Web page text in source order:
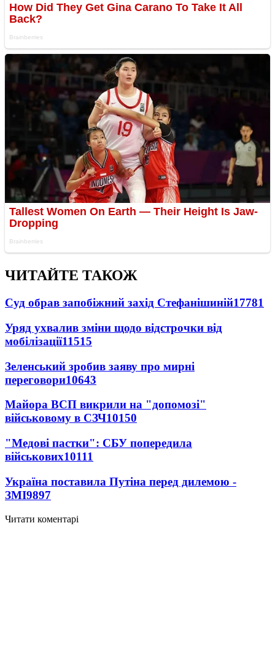
ЧИТАЙТЕ ТАКОЖ
Суд обрав запобіжний захід Стефанішиній17781
Уряд ухвалив зміни щодо відстрочки від
мобілізації11515
Зеленський зробив заяву про мирні
переговори10643
Майора ВСП викрили на "допомозі"
військовому в СЗЧ10150
"Медові пастки": СБУ попередила
військових10111
Україна поставила Путіна перед дилемою -
ЗМІ9897
Читати коментарі